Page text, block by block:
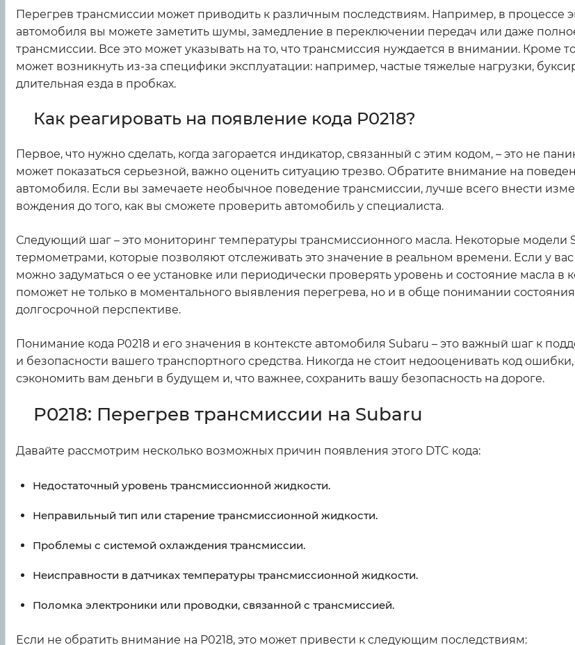
Перегрев трансмиссии может приводить к различным последствиям. Например, в процессе
автомобиля вы можете заметить шумы, замедление в переключении передач или даже
трансмиссии. Все это может указывать на то, что трансмиссия нуждается в внимании. Кроме
может возникнуть из-за специфики эксплуатации: например, частые тяжелые нагрузки,
длительная езда в пробках.
Как реагировать на появление кода P0218?
Первое, что нужно сделать, когда загорается индикатор, связанный с этим кодом, – это не
может показаться серьезной, важно оценить ситуацию трезво. Обратите внимание на
автомобиля. Если вы замечаете необычное поведение трансмиссии, лучше всего внести
вождения до того, как вы сможете проверить автомобиль у специалиста.
Следующий шаг – это мониторинг температуры трансмиссионного масла. Некоторые модели
термометрами, которые позволяют отслеживать это значение в реальном времени. Если у
можно задуматься о ее установке или периодически проверять уровень и состояние масла в
поможет не только в моментального выявления перегрева, но и в обще понимании
долгосрочной перспективе.
Понимание кода P0218 и его значения в контексте автомобиля Subaru – это важный шаг к
и безопасности вашего транспортного средства. Никогда не стоит недооценивать код ошибки,
сэкономить вам деньги в будущем и, что важнее, сохранить вашу безопасность на дороге.
P0218: Перегрев трансмиссии на Subaru
Давайте рассмотрим несколько возможных причин появления этого DTC кода:
Недостаточный уровень трансмиссионной жидкости.
Неправильный тип или старение трансмиссионной жидкости.
Проблемы с системой охлаждения трансмиссии.
Неисправности в датчиках температуры трансмиссионной жидкости.
Поломка электроники или проводки, связанной с трансмиссией.
Если не обратить внимание на P0218, это может привести к следующим последствиям: